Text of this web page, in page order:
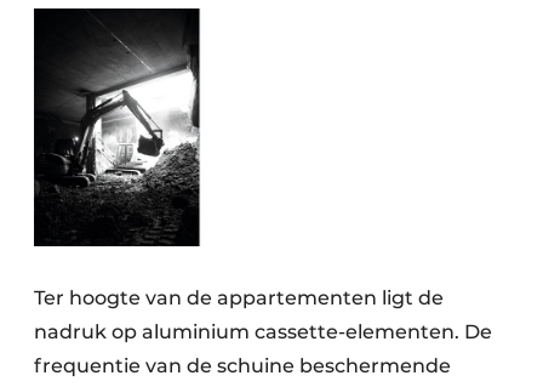
Ter hoogte van de appartementen ligt de
nadruk op aluminium cassette-elementen. De
frequentie van de schuine beschermende